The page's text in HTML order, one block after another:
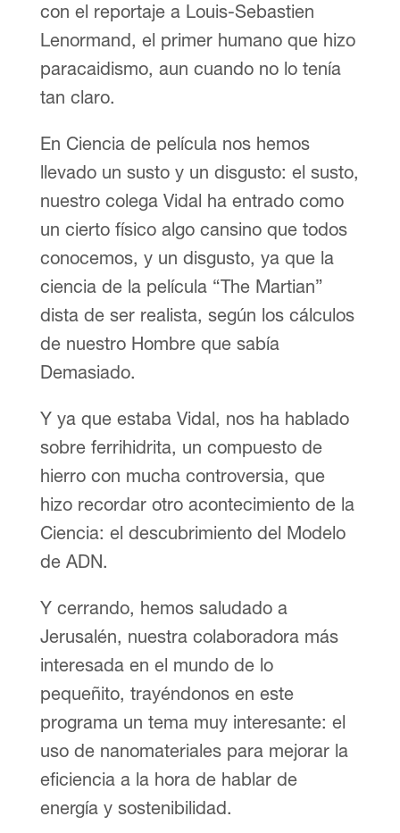
con el reportaje a Louis-Sebastien
Lenormand, el primer humano que hizo
paracaidismo, aun cuando no lo tenía
tan claro.
En Ciencia de película nos hemos
llevado un susto y un disgusto: el susto,
nuestro colega Vidal ha entrado como
un cierto físico algo cansino que todos
conocemos, y un disgusto, ya que la
ciencia de la película “The Martian”
dista de ser realista, según los cálculos
de nuestro Hombre que sabía
Demasiado.
Y ya que estaba Vidal, nos ha hablado
sobre ferrihidrita, un compuesto de
hierro con mucha controversia, que
hizo recordar otro acontecimiento de la
Ciencia: el descubrimiento del Modelo
de ADN.
Y cerrando, hemos saludado a
Jerusalén, nuestra colaboradora más
interesada en el mundo de lo
pequeñito, trayéndonos en este
programa un tema muy interesante: el
uso de nanomateriales para mejorar la
eficiencia a la hora de hablar de
energía y sostenibilidad.